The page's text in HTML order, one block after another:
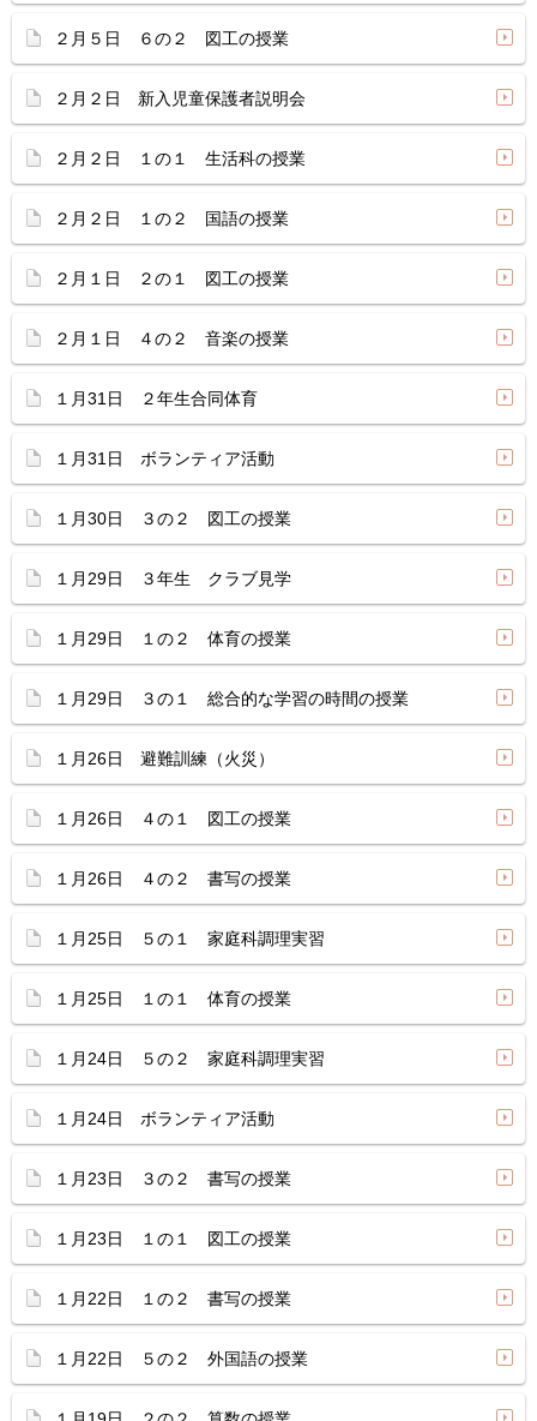
２月５日 ６の２ 図工の授業
２月２日 新入児童保護者説明会
２月２日 １の１ 生活科の授業
２月２日 １の２ 国語の授業
２月１日 ２の１ 図工の授業
２月１日 ４の２ 音楽の授業
１月31日 ２年生合同体育
１月31日 ボランティア活動
１月30日 ３の２ 図工の授業
１月29日 ３年生 クラブ見学
１月29日 １の２ 体育の授業
１月29日 ３の１ 総合的な学習の時間の授業
１月26日 避難訓練（火災）
１月26日 ４の１ 図工の授業
１月26日 ４の２ 書写の授業
１月25日 ５の１ 家庭科調理実習
１月25日 １の１ 体育の授業
１月24日 ５の２ 家庭科調理実習
１月24日 ボランティア活動
１月23日 ３の２ 書写の授業
１月23日 １の１ 図工の授業
１月22日 １の２ 書写の授業
１月22日 ５の２ 外国語の授業